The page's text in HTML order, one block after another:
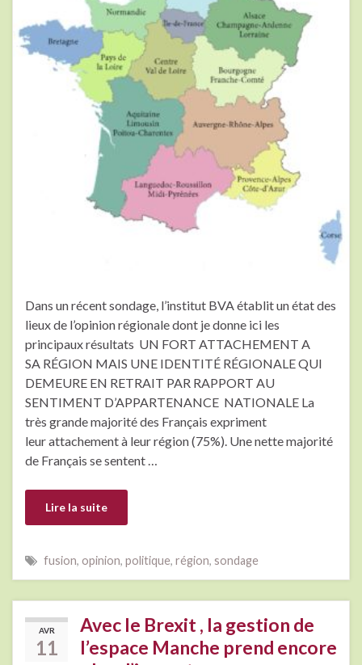
Dans un récent sondage, l’institut BVA établit un état des
lieux de l’opinion régionale dont je donne ici les
principaux résultats UN FORT ATTACHEMENT A
SA RÉGION MAIS UNE IDENTITÉ RÉGIONALE QUI
DEMEURE EN RETRAIT PAR RAPPORT AU
SENTIMENT D’APPARTENANCE NATIONALE La
très grande majorité des Français expriment
leur attachement à leur région (75%). Une nette majorité
de Français se sentent …
Lire la suite
fusion, opinion, politique, région, sondage
AVR
11
Avec le Brexit , la gestion de
l’espace Manche prend encore